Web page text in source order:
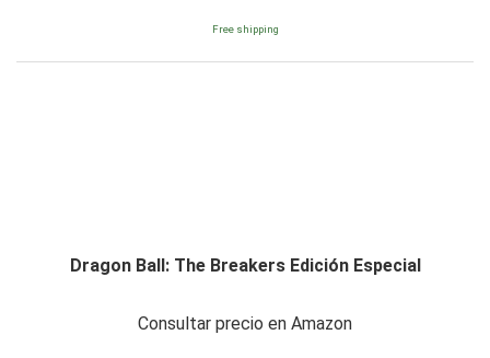
Free shipping
Dragon Ball: The Breakers Edición Especial
Consultar precio en Amazon